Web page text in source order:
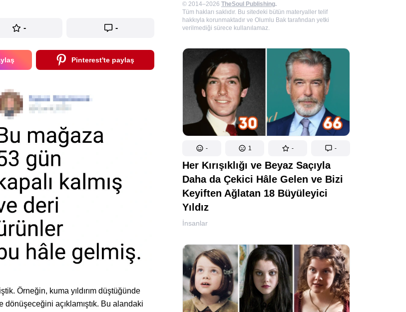
© 2014–2026 TheSoul Publishing.
Tüm hakları saklıdır. Bu sitedeki bütün materyaller telif
hakkıyla korunmaktadır ve Olumlu Bak tarafından yetki
verilmediği sürece kullanılamaz.
- 1 - -
Her Kırışıklığı ve Beyaz Saçıyla
Daha da Çekici Hâle Gelen ve Bizi
Keyiften Ağlatan 18 Büyüleyici
Yıldız
İnsanlar
- -
Pinterest'te paylaş
Örneğin, kuma yıldırım düştüğünde
dönüşeceğini açıklamıştık. Bu alandaki